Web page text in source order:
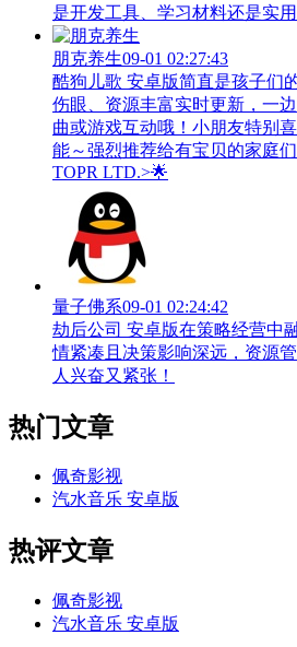
是开发工具、学习材料还是实
朋克养生09-01 02:27:43
酷狗儿歌 安卓版简直是孩子们
伤眼、资源丰富实时更新，一
曲或游戏互动哦！小朋友特别
能～强烈推荐给有宝贝的家庭
TOPR LTD.>🌟
量子佛系09-01 02:24:42
劫后公司 安卓版在策略经营中
情紧凑且决策影响深远，资源
人兴奋又紧张！
热门文章
佩奇影视
汽水音乐 安卓版
热评文章
佩奇影视
汽水音乐 安卓版